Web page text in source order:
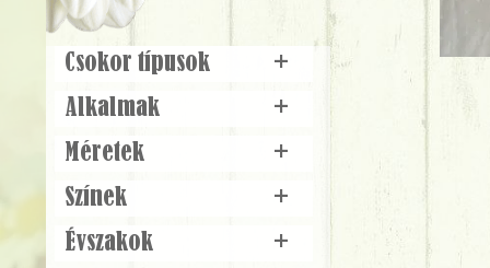
Csokor típusok
+
Alkalmak
+
Méretek
+
Színek
+
Évszakok
+